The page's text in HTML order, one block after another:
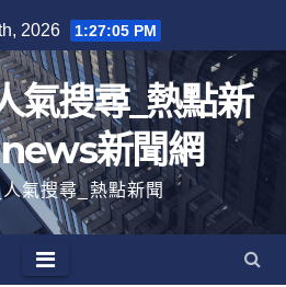
2026 1:27:06 PM
氣搜尋_熱點新
新聞網
氣搜尋_熱點新聞